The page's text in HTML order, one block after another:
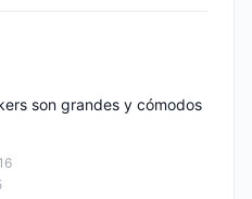
son grandes y cómodos